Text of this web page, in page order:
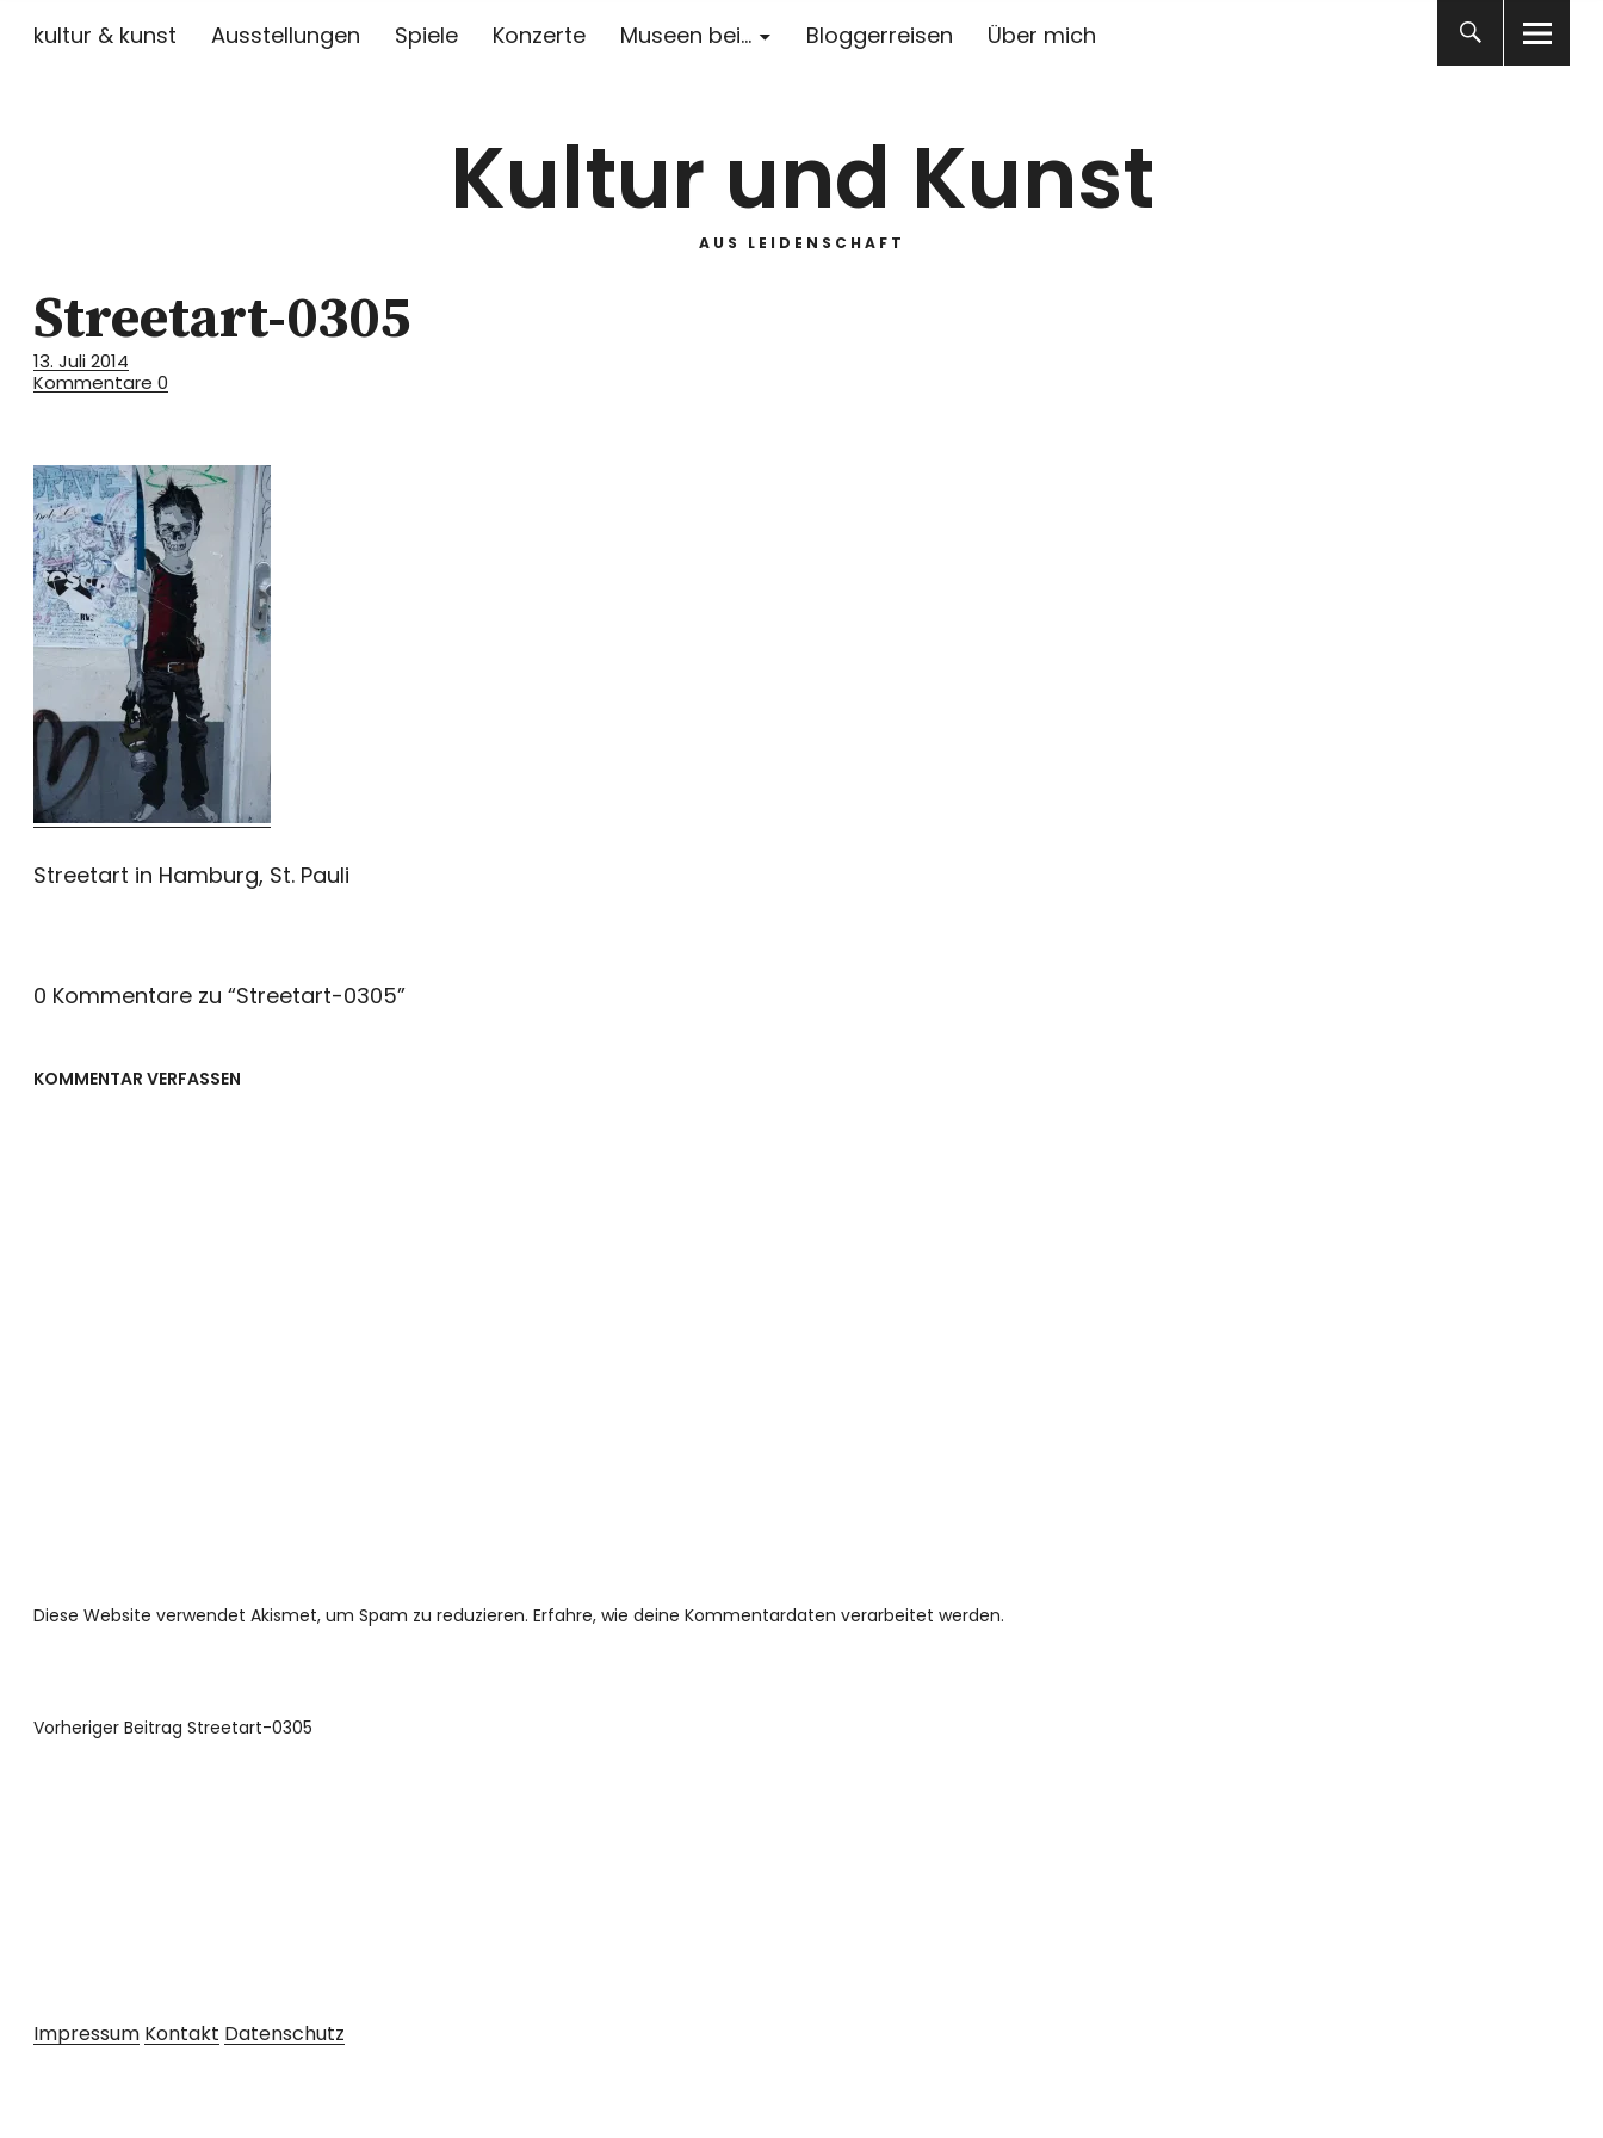
kultur & kunst Ausstellungen Spiele Konzerte Museen bei… Bloggerreisen Über mich
Kultur und Kunst
AUS LEIDENSCHAFT
Streetart-0305
13. Juli 2014
Kommentare 0
Streetart in Hamburg, St. Pauli
0 Kommentare zu “Streetart-0305”
KOMMENTAR VERFASSEN
Diese Website verwendet Akismet, um Spam zu reduzieren. Erfahre, wie deine Kommentardaten verarbeitet werden.
Vorheriger Beitrag Streetart-0305
Impressum Kontakt Datenschutz